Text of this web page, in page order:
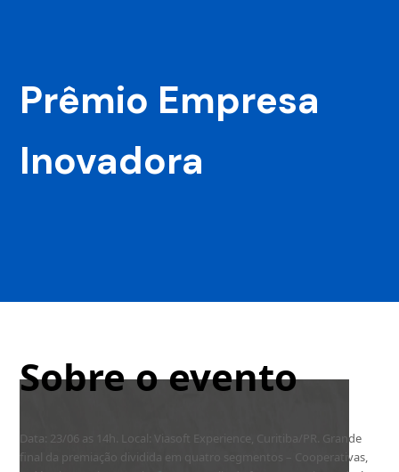
Prêmio Empresa
Inovadora
Sobre o evento
Data: 23/06 as 14h. Local: Viasoft Experience, Curitiba/PR. Grande
final da premiação dividida em quatro segmentos – Cooperativas,